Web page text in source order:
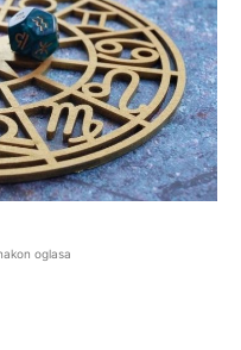
oglasa